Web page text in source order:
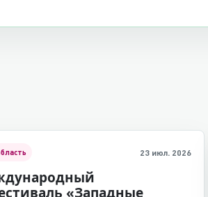
23 июл. 2026
«Западные